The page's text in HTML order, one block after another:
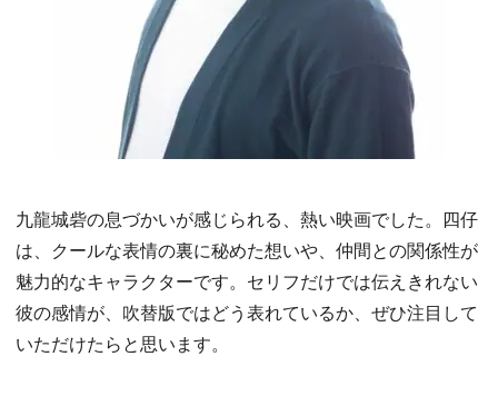
九龍城砦の息づかいが感じられる、熱い映画でした。四仔
は、クールな表情の裏に秘めた想いや、仲間との関係性が
魅力的なキャラクターです。セリフだけでは伝えきれない
彼の感情が、吹替版ではどう表れているか、ぜひ注目して
いただけたらと思います。